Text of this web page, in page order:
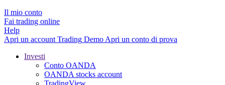
Il mio conto
Fai trading online
Help
Apri un account Trading Demo Apri un conto di prova
Investi
Conto OANDA
OANDA stocks account
TradingView